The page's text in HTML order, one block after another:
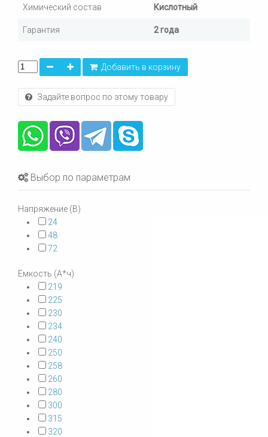
Химический состав Кислотный
Гарантия 2 года
Добавить в корзину
Задайте вопрос по этому товару
Выбор по параметрам
Напряжение (В)
24
48
72
Емкость (А*ч)
219
225
230
234
240
250
258
260
280
300
315
320